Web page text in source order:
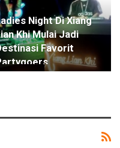
Night Di Xiang
Khi Mulai Jadi
Favorit